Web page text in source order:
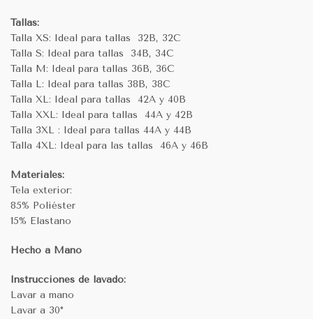
Tallas:
Talla XS: Ideal para tallas 32B, 32C
Talla S: Ideal para tallas 34B, 34C
Talla M: Ideal para tallas 36B, 36C
Talla L: Ideal para tallas 38B, 38C
Talla XL: Ideal para tallas 42A y 40B
Talla XXL: Ideal para tallas 44A y 42B
Talla 3XL : Ideal para tallas 44A y 44B
Talla 4XL: Ideal para las tallas 46A y 46B
Materiales:
Tela exterior:
85% Poliéster
15% Elastano
Hecho a Mano
Instrucciones de lavado:
Lavar a mano
Lavar a 30°